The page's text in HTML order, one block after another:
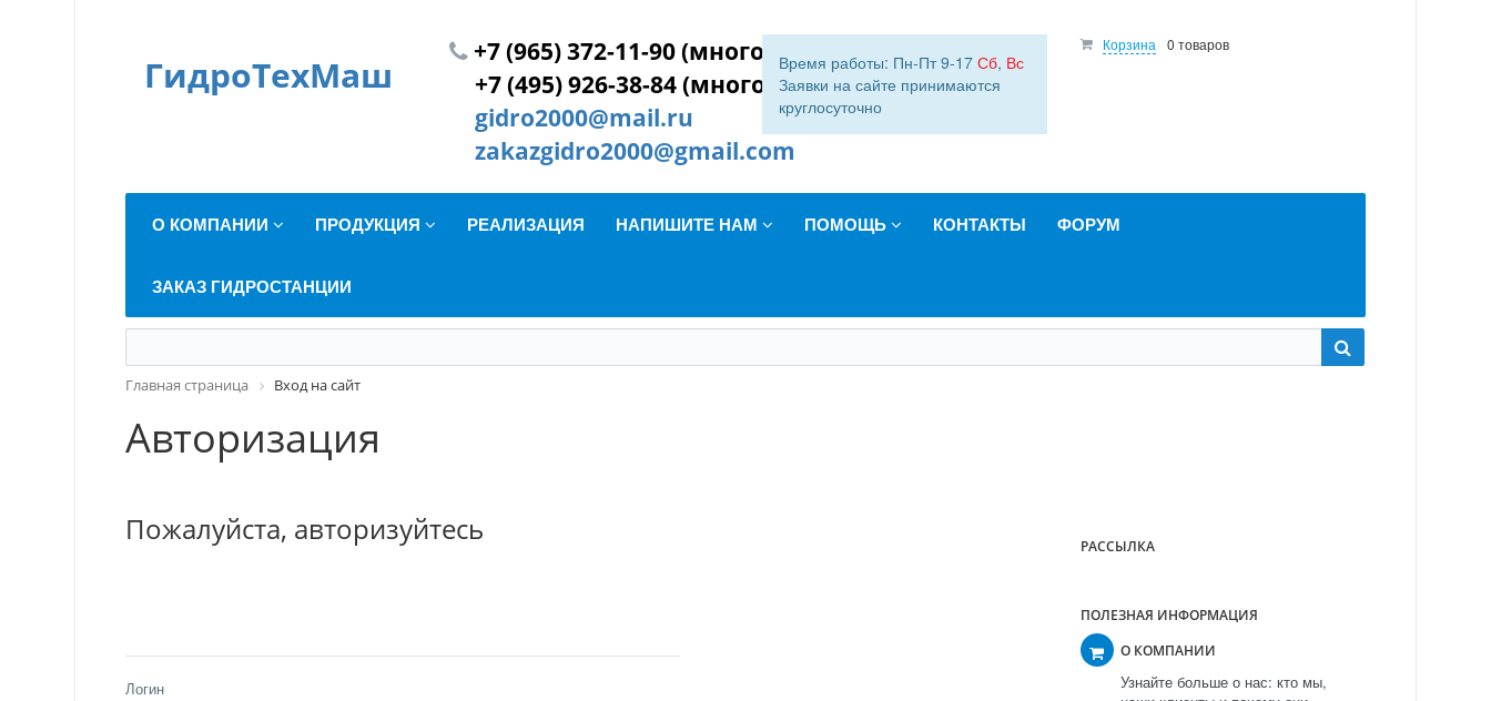
ГидроТехМаш
+7 (965) 372-11-90 (многокан.)
+7 (495) 926-38-84 (многокан.)
gidro2000@mail.ru
zakazgidro2000@gmail.com
Время работы: Пн-Пт 9-17 Сб, Вс
Заявки на сайте принимаются
круглосуточно
Корзина 0 товаров
О КОМПАНИИ ПРОДУКЦИЯ РЕАЛИЗАЦИЯ НАПИШИТЕ НАМ ПОМОЩЬ КОНТАКТЫ ФОРУМ
ЗАКАЗ ГИДРОСТАНЦИИ
Главная страница Вход на сайт
Авторизация
Пожалуйста, авторизуйтесь
Логин
РАССЫЛКА
ПОЛЕЗНАЯ ИНФОРМАЦИЯ
О КОМПАНИИ
Узнайте больше о нас: кто мы,